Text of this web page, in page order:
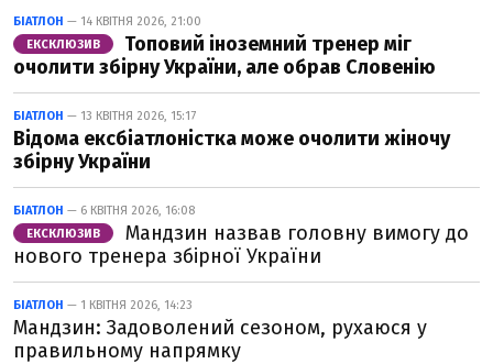
БІАТЛОН — 14 КВІТНЯ 2026, 21:00
ЕКСКЛЮЗИВ
Топовий іноземний тренер міг
очолити збірну України, але обрав Словенію
БІАТЛОН — 13 КВІТНЯ 2026, 15:17
Відома ексбіатлоністка може очолити жіночу
збірну України
БІАТЛОН — 6 КВІТНЯ 2026, 16:08
ЕКСКЛЮЗИВ
Мандзин назвав головну вимогу до
нового тренера збірної України
БІАТЛОН — 1 КВІТНЯ 2026, 14:23
Мандзин: Задоволений сезоном, рухаюся у
правильному напрямку